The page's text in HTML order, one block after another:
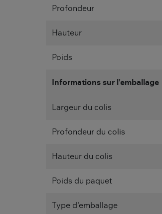
Profondeur
Hauteur
Poids
Informations sur l'emballage
Largeur du colis
Profondeur du colis
Hauteur du colis
Poids du paquet
Type d'emballage